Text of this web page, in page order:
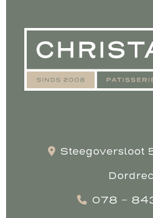
Steegoversloot
078 -